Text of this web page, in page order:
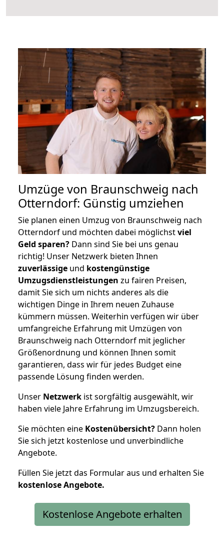
Umzüge von Braunschweig nach
Otterndorf: Günstig umziehen
Sie planen einen Umzug von Braunschweig nach
Otterndorf und möchten dabei möglichstviel
Geld sparen? Dann sind Sie bei uns genau
richtig! Unser Netzwerk bieten Ihnen
zuverlässige und kostengünstige
Umzugsdienstleistungen zu fairen Preisen,
damit Sie sich um nichts anderes als die
wichtigen Dinge in Ihrem neuen Zuhause
kümmern müssen. Weiterhin verfügen wir über
umfangreiche Erfahrung mit Umzügen von
Braunschweig nach Otterndorf mit jeglicher
Größenordnung und können Ihnen somit
garantieren, dass wir für jedes Budget eine
passende Lösung finden werden.
Unser Netzwerk ist sorgfältig ausgewählt, wir
haben viele Jahre Erfahrung im Umzugsbereich.
Sie möchten eine Kostenübersicht? Dann holen
Sie sich jetzt kostenlose und unverbindliche
Angebote.
Füllen Sie jetzt das Formular aus und erhalten Sie
kostenloseAngebote.
Kostenlose Angebote erhalten